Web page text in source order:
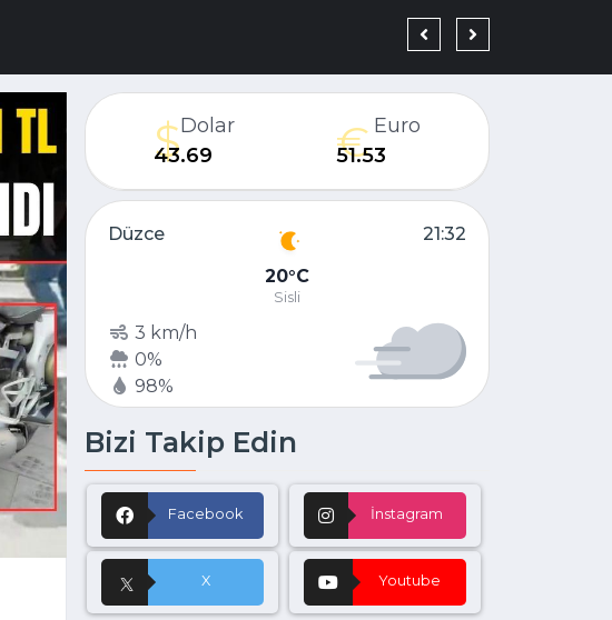
19 YIL KESİNLEŞMİŞ
Dolar
43.69
Euro
51.53
Düzce
21:32
20 C
Sisli
3 km/h
0%
98%
Bizi Takip Edin
Facebook İnstagram
X Youtube